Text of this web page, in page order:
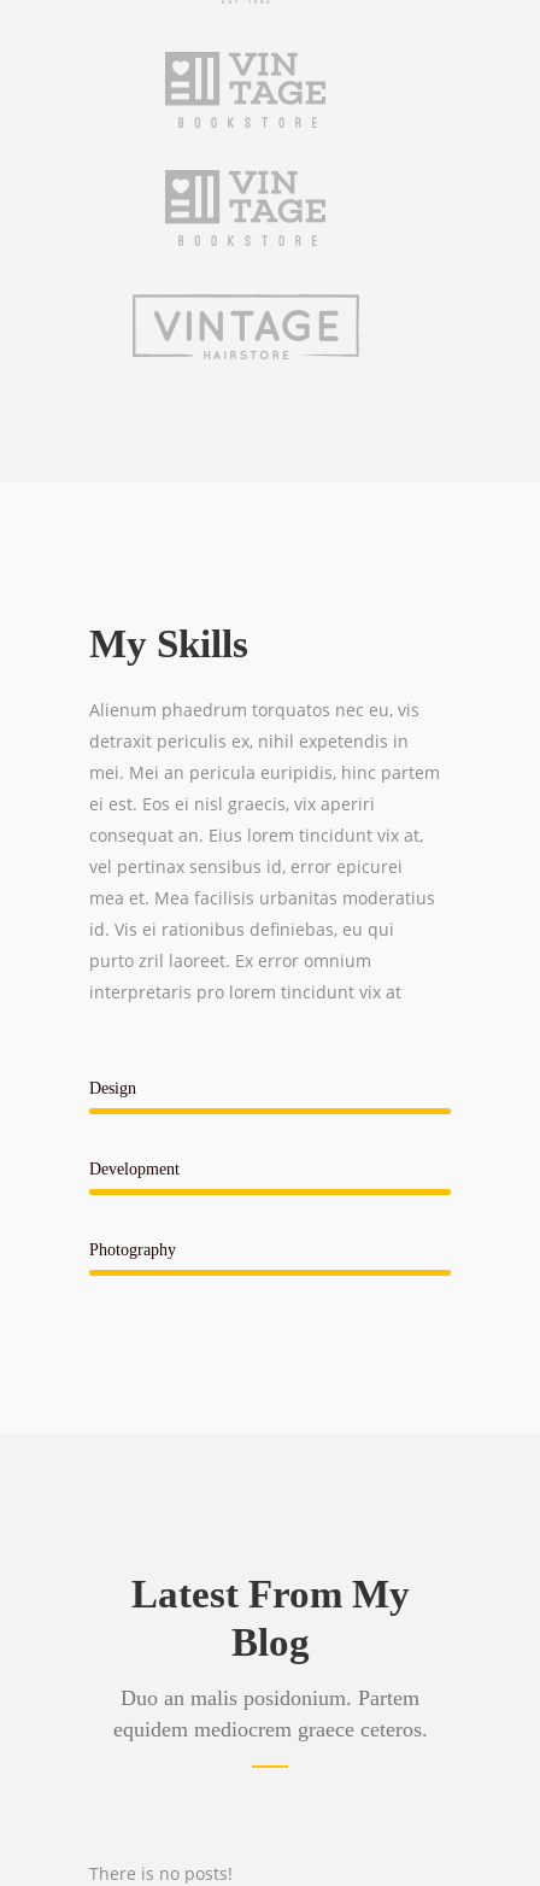
My Skills
Alienum phaedrum torquatos nec eu, vis
detraxit periculis ex, nihil expetendis in
mei. Mei an pericula euripidis, hinc partem
ei est. Eos ei nisl graecis, vix aperiri
consequat an. Eius lorem tincidunt vix at,
vel pertinax sensibus id, error epicurei
mea et. Mea facilisis urbanitas moderatius
id. Vis ei rationibus definiebas, eu qui
purto zril laoreet. Ex error omnium
interpretaris pro lorem tincidunt vix at
Design
Development
Photography
Latest From My
Blog
Duo an malis posidonium. Partem
equidem mediocrem graece ceteros.
There is no posts!